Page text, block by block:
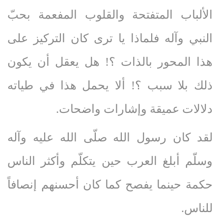
الألباب المتفتحة والقلوب المفعمة بحبّ
النبي وآله فلماذا يا ترى كان التركيز على
هذا المحور بالذات ؟! هل يعقل أن يكون
ذلك بلا سبب ؟! ألا يحمل هذا في طياته
دلالات عميقة وإشارات واضحات.
لقد كان رسول الله صلّى‌ الله‌ عليه‌ وآله‌
وسلّم أبلغ العرب حين يتكلّم وأكثر الناس
حكمة حينما يفصح كما كان أحسنهم إنصافاً
للناس.